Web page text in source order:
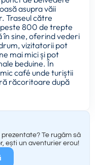
asupra văii
Traseul către
800 de trepte
sine, oferind vederi
vizitatorii pot
mai mici și pot
beduine. În
café unde turiștii
răcoritoare după
Te rugăm să
ești un aventurier erou!